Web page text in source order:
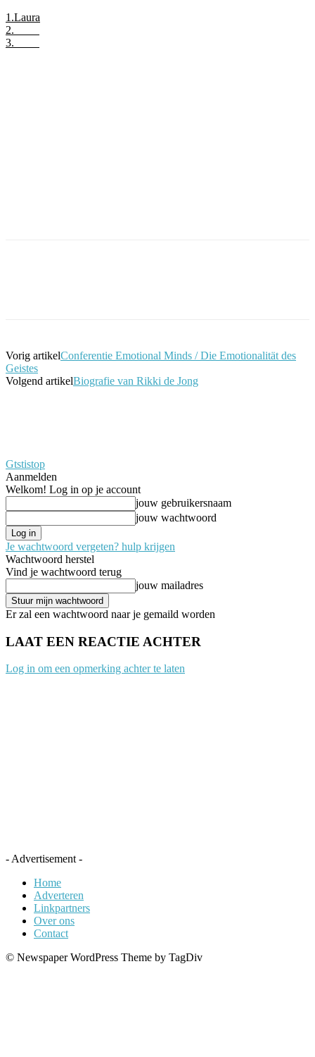
1.Laura
2.
3.
Vorig artikelConferentie Emotional Minds / Die Emotionalität des
Geistes
Volgend artikelBiografie van Rikki de Jong
Gtstistop
Aanmelden
Welkom! Log in op je account
jouw gebruikersnaam
jouw wachtwoord
Je wachtwoord vergeten? hulp krijgen
Wachtwoord herstel
Vind je wachtwoord terug
jouw mailadres
Er zal een wachtwoord naar je gemaild worden
LAAT EEN REACTIE ACHTER
Log in om een opmerking achter te laten
- Advertisement -
Home
Adverteren
Linkpartners
Over ons
Contact
© Newspaper WordPress Theme by TagDiv